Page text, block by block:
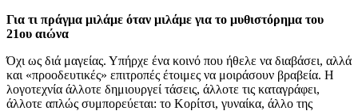
Για τι πράγμα μιλάμε όταν μιλάμε για το μυθιστόρημα του
21ου αιώνα
Όχι ως διά μαγείας. Υπήρχε ένα κοινό που ήθελε να διαβάσει, αλλά
και «προοδευτικές» επιτροπές έτοιμες να μοιράσουν βραβεία. Η
λογοτεχνία άλλοτε δημιουργεί τάσεις, άλλοτε τις καταγράφει,
άλλοτε απλώς συμπορεύεται: το Κορίτσι, γυναίκα, άλλο της